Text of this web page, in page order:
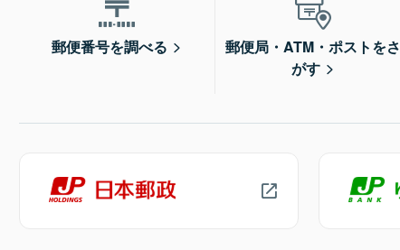
郵便番号を調べる
郵便局・ATM・ポストをさ
がす